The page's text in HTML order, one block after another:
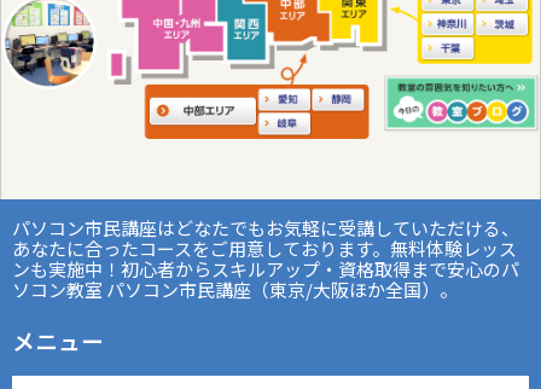
パソコン市民講座はどなたでもお気軽に受講していただける、
あなたに合ったコースをご用意しております。無料体験レッス
ンも実施中！初心者からスキルアップ・資格取得まで安心のパ
ソコン教室 パソコン市民講座（東京/大阪ほか全国）。
メニュー